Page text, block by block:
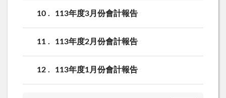
10 113年度3月份會計報告
11 113年度2月份會計報告
12 113年度1月份會計報告